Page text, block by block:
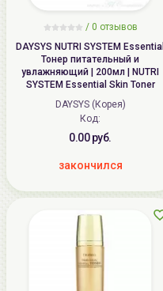
/ 0 отзывов
DAYSYS NUTRI SYSTEM Essential
Тонер питательный и
увлажняющий | 200мл | NUTRI
SYSTEM Essential Skin Toner
DAYSYS (Корея)
Код:
0.00 руб.
закончился